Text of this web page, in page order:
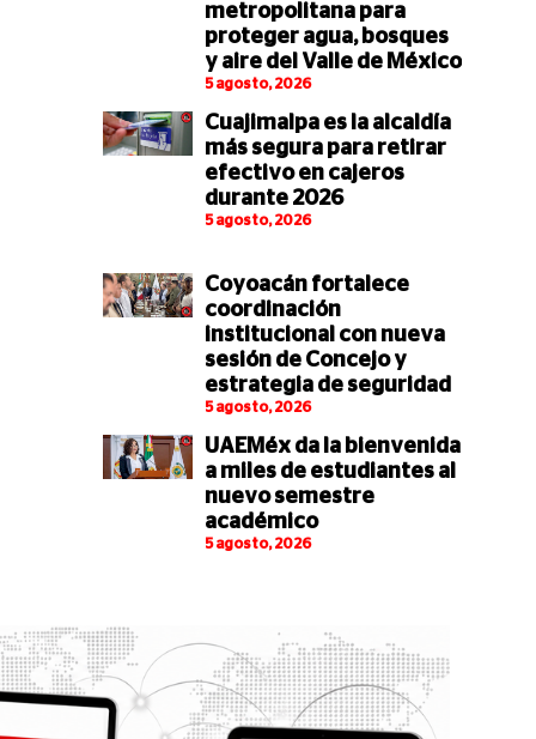
metropolitana para
proteger agua, bosques
y aire del Valle de México
5 agosto, 2026
Cuajimalpa es la alcaldía
más segura para retirar
efectivo en cajeros
durante 2026
5 agosto, 2026
Coyoacán fortalece
coordinación
institucional con nueva
sesión de Concejo y
estrategia de seguridad
5 agosto, 2026
UAEMéx da la bienvenida
a miles de estudiantes al
nuevo semestre
académico
5 agosto, 2026